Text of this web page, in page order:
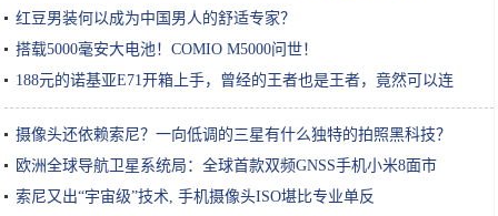
红豆男装何以成为中国男人的舒适专家？
搭载5000毫安大电池！COMIO M5000问世！
188元的诺基亚E71开箱上手，曾经的王者也是王者，竟然可以连
WiFi
摄像头还依赖索尼？一向低调的三星有什么独特的拍照黑科技？
欧洲全球导航卫星系统局：全球首款双频GNSS手机小米8面市
索尼又出“宇宙级”技术, 手机摄像头ISO堪比专业单反